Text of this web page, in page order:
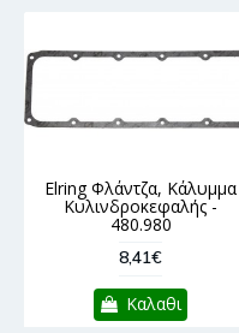
Elring Φλάντζα, Κάλυμμα
Κυλινδροκεφαλής -
480.980
8,41€
Καλαθι